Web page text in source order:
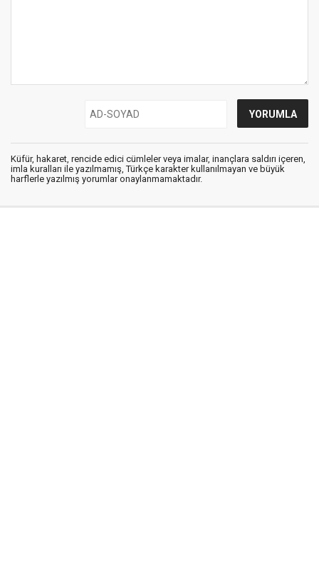
Küfür, hakaret, rencide edici cümleler veya imalar, inançlara saldırı içeren,
imla kuralları ile yazılmamış, Türkçe karakter kullanılmayan ve büyük
harflerle yazılmış yorumlar onaylanmamaktadır.